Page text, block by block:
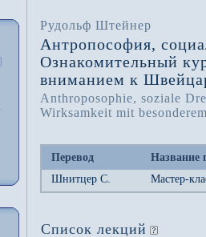
Рудольф Штейнер
Антропософия,
Ознакомительный
вниманием к
Anthroposophie, soziale
Wirksamkeit mit
Перевод
Название
Шнитцер C.
Мастер-
Список лекций